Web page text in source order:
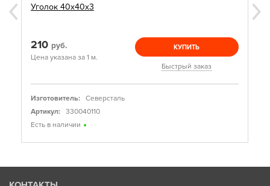
Уголок 40х40х3
210 руб.
Цена указана за 1 м.
КУПИТЬ
Быстрый заказ
Изготовитель:
Северсталь
Артикул:
330040110
Есть в наличии